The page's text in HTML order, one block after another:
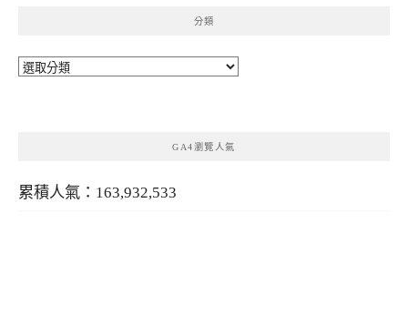
分類
分
GA4瀏覽人氣
累積人氣：163,932,533